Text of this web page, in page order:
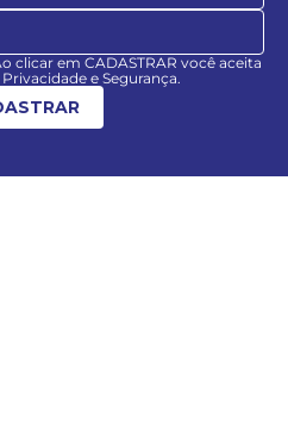
clicar em CADASTRAR você aceita
e Segurança.